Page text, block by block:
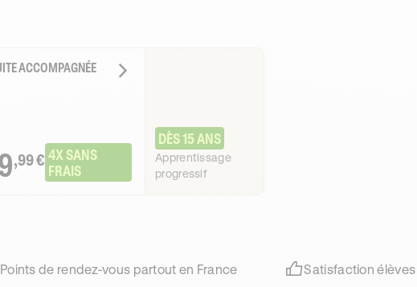
ACCOMPAGNÉE
,99 € 4X SANS
FRAIS
DÈS 15 ANS
Apprentissage
progressif
Points de rendez-vous partout en France Satisfaction élèves